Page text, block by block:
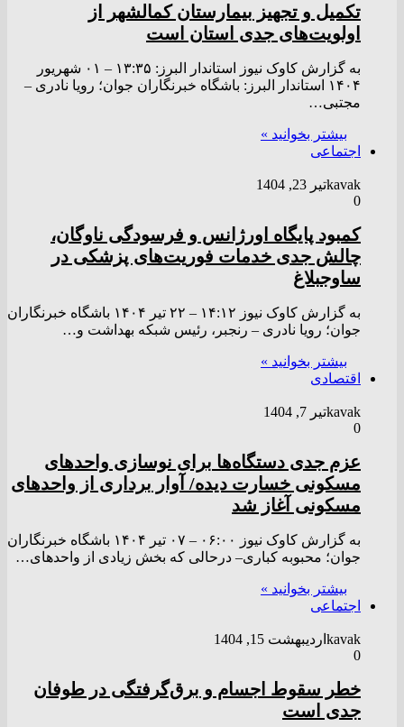
تکمیل و تجهیز بیمارستان کمالشهر از
اولویت‌های جدی استان است
به گزارش کاوک نیوز استاندار البرز: ۱۳:۳۵ – ۰۱ شهريور
۱۴۰۴ استاندار البرز: باشگاه خبرنگاران جوان؛ رویا نادری –
مجتبی…
بیشتر بخوانید »
اجتماعی
kavakتیر 23, 1404
0
کمبود پایگاه اورژانس و فرسودگی ناوگان،
چالش جدی خدمات فوریت‌های پزشکی در
ساوجبلاغ
به گزارش کاوک نیوز ۱۴:۱۲ – ۲۲ تير ۱۴۰۴ باشگاه خبرنگاران
جوان؛ رویا نادری – رنجبر، رئیس شبکه بهداشت و…
بیشتر بخوانید »
اقتصادی
kavakتیر 7, 1404
0
عزم جدی دستگاه‌ها برای نوسازی واحد‌های
مسکونی خسارت دیده/ آوار برداری از واحد‌های
مسکونی آغاز شد
به گزارش کاوک نیوز ۰۶:۰۰ – ۰۷ تير ۱۴۰۴ باشگاه خبرنگاران
جوان؛ محبوبه کباری– درحالی که بخش زیادی از واحدهای…
بیشتر بخوانید »
اجتماعی
kavak اردیبهشت 15, 1404
0
خطر سقوط اجسام و برق‌گرفتگی در طوفان
جدی است